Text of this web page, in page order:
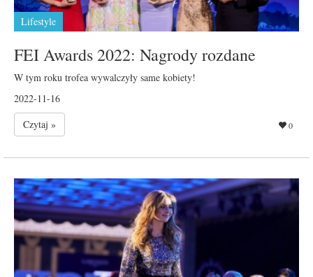
Lifestyle
FEI Awards 2022: Nagrody rozdane
W tym roku trofea wywalczyły same kobiety!
2022-11-16
Czytaj »
0